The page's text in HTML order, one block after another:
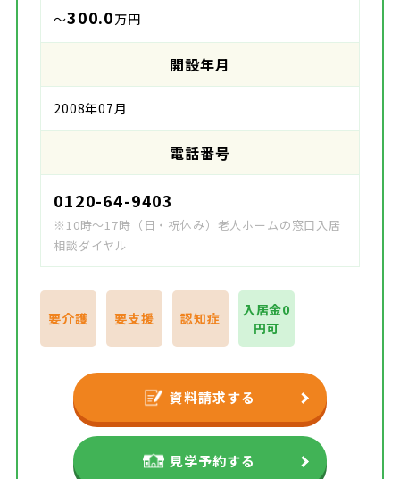
～300.0万円
開設年月
2008年07月
電話番号
0120-64-9403
※10時～17時（日・祝休み）老人ホームの窓口入居
相談ダイヤル
要介護 要支援 認知症
入居金0
円可
資料請求する
見学予約する